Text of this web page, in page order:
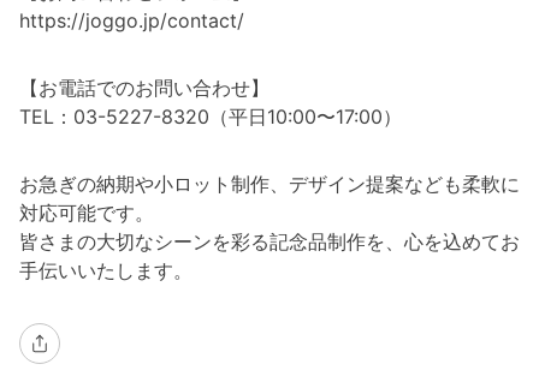
https://joggo.jp/contact/
【お電話でのお問い合わせ】
TEL：03-5227-8320（平日10:00〜17:00）
お急ぎの納期や小ロット制作、デザイン提案なども柔軟に
対応可能です。
皆さまの大切なシーンを彩る記念品制作を、心を込めてお
手伝いいたします。